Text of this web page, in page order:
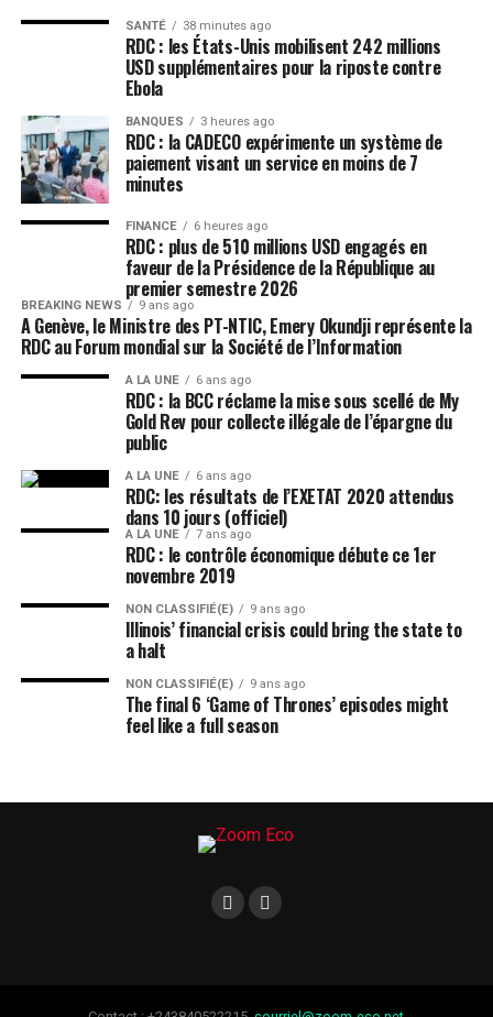
SANTÉ 38 minutes ago
RDC : les États-Unis mobilisent 242 millions
USD supplémentaires pour la riposte contre
Ebola
BANQUES 3 heures ago
RDC : la CADECO expérimente un système de
paiement visant un service en moins de 7
minutes
FINANCE 6 heures ago
RDC : plus de 510 millions USD engagés en
faveur de la Présidence de la République au
premier semestre 2026
BREAKING NEWS 9 ans ago
A Genève, le Ministre des PT-NTIC, Emery Okundji représente la
RDC au Forum mondial sur la Société de l’Information
A LA UNE 6 ans ago
RDC : la BCC réclame la mise sous scellé de My
Gold Rev pour collecte illégale de l’épargne du
public
A LA UNE 6 ans ago
RDC: les résultats de l’EXETAT 2020 attendus
dans 10 jours (officiel)
A LA UNE 7 ans ago
RDC : le contrôle économique débute ce 1er
novembre 2019
NON CLASSIFIÉ(E) 9 ans ago
Illinois’ financial crisis could bring the state to
a halt
NON CLASSIFIÉ(E) 9 ans ago
The final 6 ‘Game of Thrones’ episodes might
feel like a full season